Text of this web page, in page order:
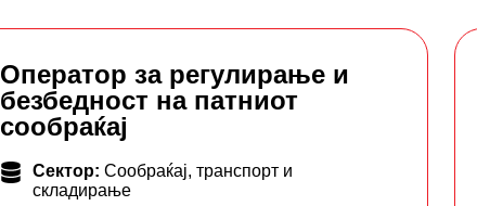
Оператор за регулирање и
безбедност на патниот
сообраќај
Сектор:Сообраќај, транспорт и
складирање